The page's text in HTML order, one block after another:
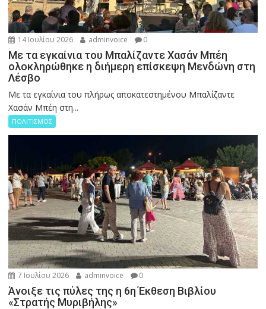
14 Ιουλίου 2026 adminvoice 0
Με τα εγκαίνια του Μπαλίζαντε Χασάν Μπέη
ολοκληρώθηκε η διήμερη επίσκεψη Μενδώνη στη
Λέσβο
Με τα εγκαίνια του πλήρως αποκατεστημένου Μπαλίζαντε
Χασάν Μπέη στη...
ΠΟΛΙΤΙΣΜΟΣ
7 Ιουλίου 2026 adminvoice 0
Άνοιξε τις πύλες της η 6η Έκθεση Βιβλίου
«Στρατής Μυριβήλης»